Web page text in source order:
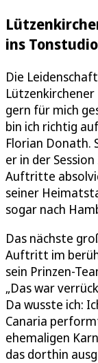
ins Tonstudio
Die
gern für mich
bin ich richtig
Florian Donath.
er in der
Auftritte
seiner
sogar nach
Das nächste
Auftritt im
sein Prinzen-
„Das war
Da wusste ich:
Canaria
ehemaligen
das dorthin